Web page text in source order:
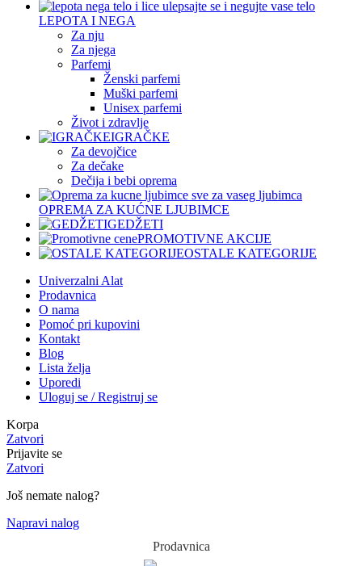
LEPOTA I NEGA
Za nju
Za njega
Parfemi
Ženski parfemi
Muški parfemi
Unisex parfemi
Život i zdravlje
IGRAČKE
Za devojčice
Za dečake
Dečija i bebi oprema
OPREMA ZA KUĆNE LJUBIMCE
GEDŽETI
PROMOTIVNE AKCIJE
OSTALE KATEGORIJE
Univerzalni Alat
Prodavnica
O nama
Pomoć pri kupovini
Kontakt
Blog
Lista želja
Uporedi
Uloguj se / Registruj se
Korpa
Zatvori
Prijavite se
Zatvori
Još nemate nalog?
Napravi nalog
Prodavnica